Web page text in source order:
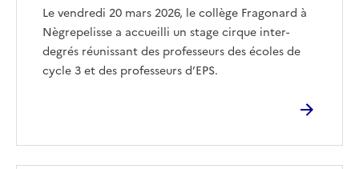
Le vendredi 20 mars 2026, le collège Fragonard à
Nègrepelisse a accueilli un stage cirque inter-
degrés réunissant des professeurs des écoles de
cycle 3 et des professeurs d’EPS.